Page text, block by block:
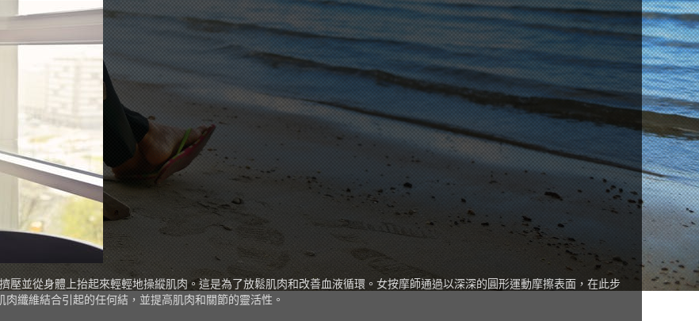
壓並從身體上抬起來輕輕地操縱肌肉。這是為了放鬆肌肉和改善血液循環。女按摩師通過以深深的圓形運動摩擦表面，在此步
纖維結合引起的任何結，並提高肌肉和關節的靈活性。